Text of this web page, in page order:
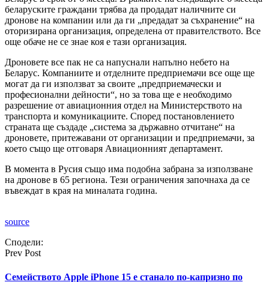
беларуските граждани трябва да продадат наличните си
дронове на компании или да ги „предадат за съхранение“ на
оторизирана организация, определена от правителството. Все
още обаче не се знае коя е тази организация.
Дроновете все пак не са напуснали напълно небето на
Беларус. Компаниите и отделните предприемачи все още ще
могат да ги използват за своите „предприемачески и
професионални дейности“, но за това ще е необходимо
разрешение от авиационния отдел на Министерството на
транспорта и комуникациите. Според постановлението
страната ще създаде „система за държавно отчитане“ на
дроновете, притежавани от организации и предприемачи, за
което също ще отговаря Авиационният департамент.
В момента в Русия също има подобна забрана за използване
на дронове в 65 региона. Тези ограничения започнаха да се
въвеждат в края на миналата година.
source
Сподели:
Prev Post
Семейството Apple iPhone 15 е станало по-капризно по